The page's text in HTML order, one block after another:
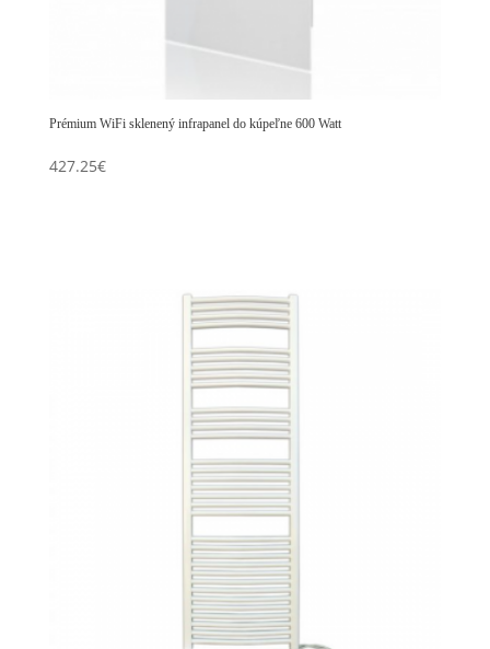
Prémium WiFi sklenený infrapanel do kúpeľne 600 Watt
427.25€